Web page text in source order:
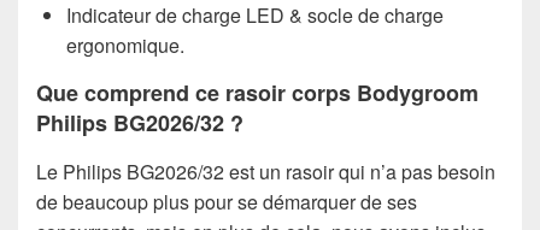
Indicateur de charge LED & socle de charge
ergonomique.
Que comprend ce rasoir corps Bodygroom
Philips BG2026/32 ?
Le Philips BG2026/32 est un rasoir qui n’a pas besoin
de beaucoup plus pour se démarquer de ses